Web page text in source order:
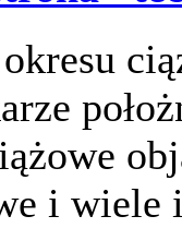
i wiele